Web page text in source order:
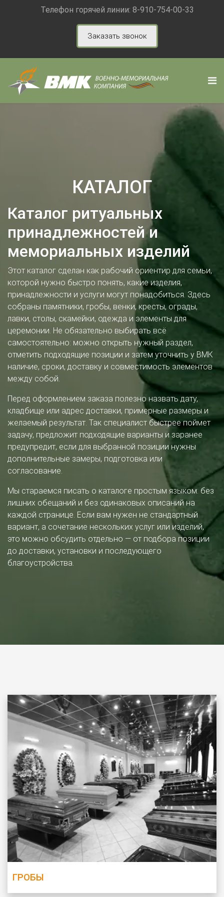
Телефон горячей линии: 8-910-754-00-33
Заказать звонок
КАТАЛОГ
Каталог ритуальных
принадлежностей и
мемориальных изделий
Этот каталог сделан как рабочий ориентир для семьи,
которой нужно быстро понять, какие изделия,
принадлежности и услуги могут понадобиться. Здесь
собраны памятники, гробы, венки, кресты, ограды,
лавки, столы, скамейки, одежда и элементы для
церемонии. Не обязательно выбирать всё
самостоятельно: можно открыть нужный раздел,
отметить подходящие позиции и затем уточнить у ВМК
наличие, сроки, доставку и совместимость элементов
между собой.
Перед оформлением заказа полезно назвать дату,
кладбище или адрес доставки, примерные размеры и
желаемый результат. Так специалист быстрее поймет
задачу, предложит подходящие варианты и заранее
предупредит, если для выбранной позиции нужны
дополнительные замеры, подготовка или
согласование.
Мы стараемся писать о каталоге простым языком: без
лишних обещаний и без одинаковых описаний на
каждой странице. Если вам нужен не стандартный
вариант, а сочетание нескольких услуг или изделий,
это можно обсудить отдельно — от подбора позиции
до доставки, установки и последующего
благоустройства.
ГРОБЫ